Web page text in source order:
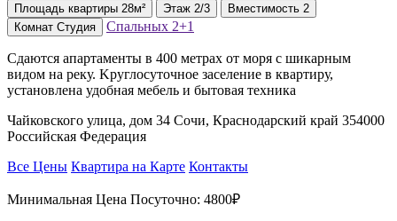
Площадь квартиры 28м² Этаж 2/3 Вместимость 2
Комнат Студия Спальных 2+1
Сдаются апартаменты в 400 метрах от моря с шикарным
видом на реку. Kруглосуточноe зacелeние в квартиру,
установлена удобная мебель и бытовая техника
Чайковского улица, дом 34 Сочи, Краснодарский край 354000
Российская Федерация
Все Цены Квартира на Карте Контакты
Минимальная Цена Посуточно: 4800₽